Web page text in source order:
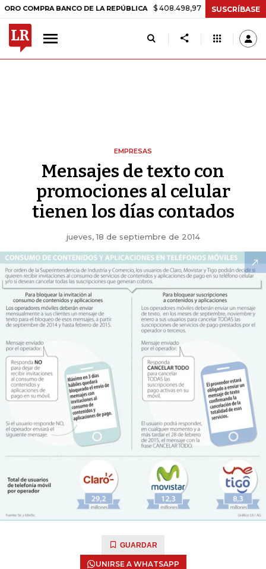
BANCO DE LA REPÚBLICA $ 408.498,97 +$ 8.753,81 +2,19%
SUSCRÍBASE
EMPRESAS
Mensajes de texto con
promociones al celular
tienen los días contados
jueves, 18 de septiembre de 2014
GUARDAR
UNIRSE A WHATSAPP